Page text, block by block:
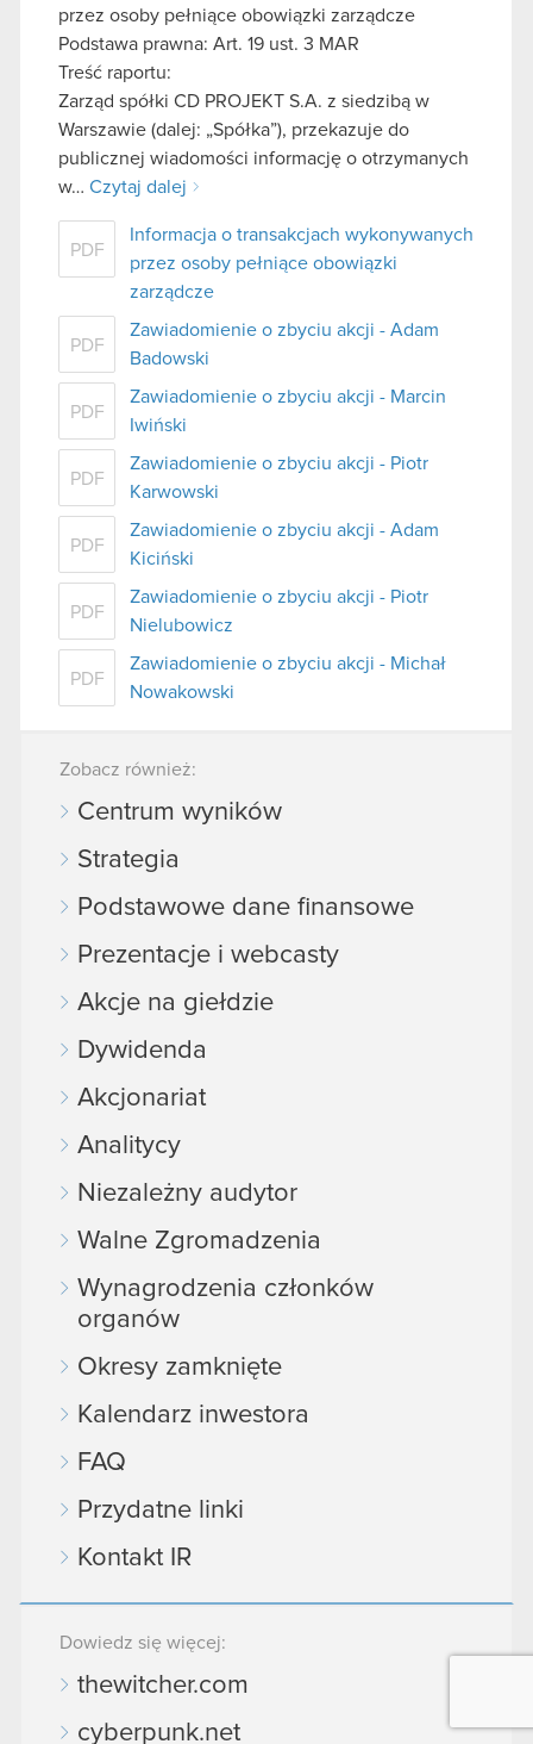
przez osoby pełniące obowiązki zarządcze
Podstawa prawna: Art. 19 ust. 3 MAR
Treść raportu:
Zarząd spółki CD PROJEKT S.A. z siedzibą w
Warszawie (dalej: „Spółka”), przekazuje do
publicznej wiadomości informację o otrzymanych
w… Czytaj dalej
PDF
Informacja o transakcjach wykonywanych
przez osoby pełniące obowiązki
zarządcze
PDF
Zawiadomienie o zbyciu akcji - Adam
Badowski
PDF
Zawiadomienie o zbyciu akcji - Marcin
Iwiński
PDF
Zawiadomienie o zbyciu akcji - Piotr
Karwowski
PDF
Zawiadomienie o zbyciu akcji - Adam
Kiciński
PDF
Zawiadomienie o zbyciu akcji - Piotr
Nielubowicz
PDF
Zawiadomienie o zbyciu akcji - Michał
Nowakowski
Zobacz również:
Centrum wyników
Strategia
Podstawowe dane finansowe
Prezentacje i webcasty
Akcje na giełdzie
Dywidenda
Akcjonariat
Analitycy
Niezależny audytor
Walne Zgromadzenia
Wynagrodzenia członków
organów
Okresy zamknięte
Kalendarz inwestora
FAQ
Przydatne linki
Kontakt IR
Dowiedz się więcej:
thewitcher.com
cyberpunk.net